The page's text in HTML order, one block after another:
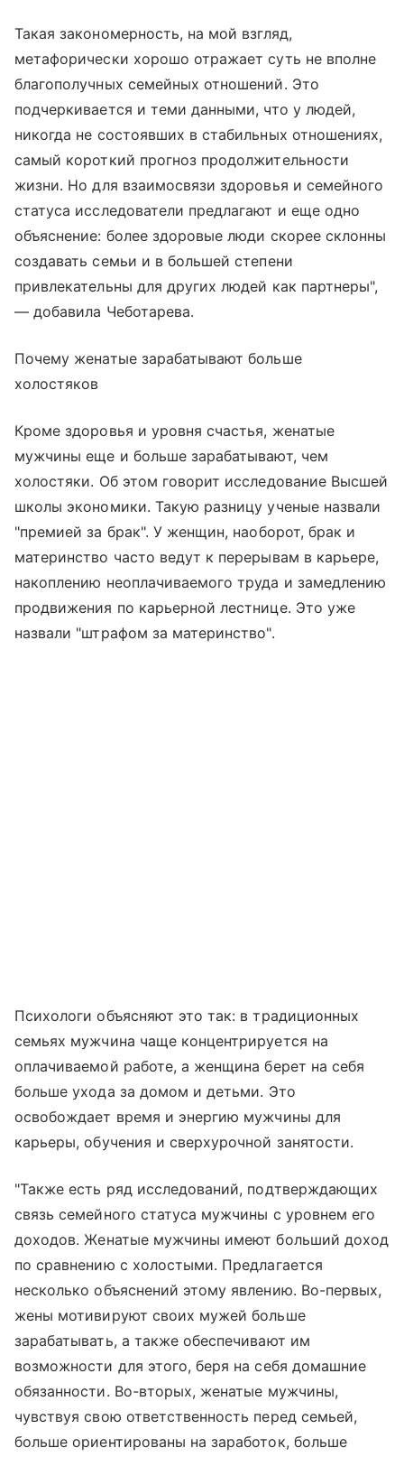
Такая закономерность, на мой взгляд,
метафорически хорошо отражает суть не вполне
благополучных семейных отношений. Это
подчеркивается и теми данными, что у людей,
никогда не состоявших в стабильных отношениях,
самый короткий прогноз продолжительности
жизни. Но для взаимосвязи здоровья и семейного
статуса исследователи предлагают и еще одно
объяснение: более здоровые люди скорее склонны
создавать семьи и в большей степени
привлекательны для других людей как партнеры",
— добавила Чеботарева.
Почему женатые зарабатывают больше
холостяков
Кроме здоровья и уровня счастья, женатые
мужчины еще и больше зарабатывают, чем
холостяки. Об этом говорит исследование Высшей
школы экономики. Такую разницу ученые назвали
"премией за брак". У женщин, наоборот, брак и
материнство часто ведут к перерывам в карьере,
накоплению неоплачиваемого труда и замедлению
продвижения по карьерной лестнице. Это уже
назвали "штрафом за материнство".
Психологи объясняют это так: в традиционных
семьях мужчина чаще концентрируется на
оплачиваемой работе, а женщина берет на себя
больше ухода за домом и детьми. Это
освобождает время и энергию мужчины для
карьеры, обучения и сверхурочной занятости.
"Также есть ряд исследований, подтверждающих
связь семейного статуса мужчины с уровнем его
доходов. Женатые мужчины имеют больший доход
по сравнению с холостыми. Предлагается
несколько объяснений этому явлению. Во-первых,
жены мотивируют своих мужей больше
зарабатывать, а также обеспечивают им
возможности для этого, беря на себя домашние
обязанности. Во-вторых, женатые мужчины,
чувствуя свою ответственность перед семьей,
больше ориентированы на заработок, больше